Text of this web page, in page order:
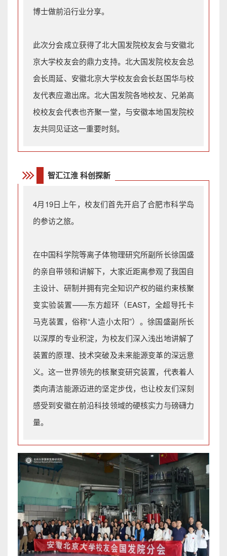
博士做前沿行业分享。
此次分会成立获得了北大国发院校友会与安徽北
京大学校友会的鼎力支持。北大国发院校友会总
会长周延、安徽北京大学校友会会长赵国华与校
友代表应邀出席。北大国发院各地校友、兄弟高
校校友会代表也齐聚一堂，与安徽本地国发院校
友共同见证这一重要时刻。
智汇江淮 科创探新
4月19日上午，校友们首先开启了合肥市科学岛
的参访之旅。
在中国科学院等离子体物理研究所副所长徐国盛
的亲自带领和讲解下，大家近距离参观了我国自
主设计、研制并拥有完全知识产权的磁约束核聚
变实验装置——东方超环（EAST，全超导托卡
马克装置，俗称“人造小太阳”）。徐国盛副所长
以深厚的专业积淀，为校友们深入浅出地讲解了
装置的原理、技术突破及未来能源变革的深远意
义。这一世界领先的核聚变研究装置，代表着人
类向清洁能源迈进的坚定步伐，也让校友们深刻
感受到安徽在前沿科技领域的硬核实力与磅礴力
量。